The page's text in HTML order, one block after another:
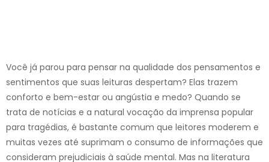
Você já parou para pensar na qualidade dos pensamentos e
sentimentos que suas leituras despertam? Elas trazem
conforto e bem-estar ou angústia e medo? Quando se
trata de notícias e a natural vocação da imprensa popular
para tragédias, é bastante comum que leitores moderem e
muitas vezes até suprimam o consumo de informações que
consideram prejudiciais à saúde mental. Mas na literatura